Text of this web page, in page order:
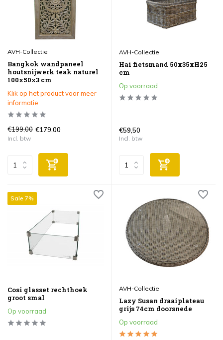
AVH-Collectie
Bangkok wandpaneel
houtsnijwerk teak naturel
100x50x3 cm
Klik op het product voor meer
informatie
€199,00 €179,00
Incl. btw
AVH-Collectie
Hai fietsmand 50x35xH25
cm
Op voorraad
€59,50
Incl. btw
Sale 7%
Cosi glasset rechthoek
groot smal
Op voorraad
AVH-Collectie
Lazy Susan draaiplateau
grijs 74cm doorsnede
Op voorraad